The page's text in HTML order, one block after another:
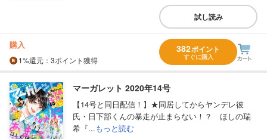
試し読み
購入
1%還元 ：3ポイント獲得
382ポイント
すぐに購入
マーガレット 2020年14号
【14号と同日配信！】★同居してからヤンデレ彼
氏・日下部くんの暴走が止まらない！？ ほしの瑞
希『...もっと読む